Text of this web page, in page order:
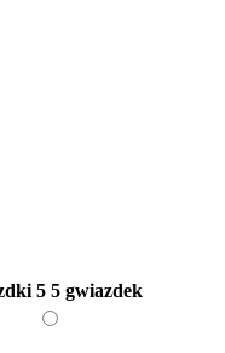
5 5 gwiazdek